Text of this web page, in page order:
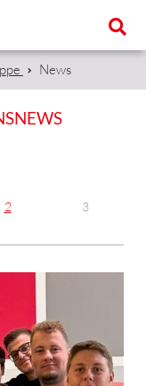
News
2 3